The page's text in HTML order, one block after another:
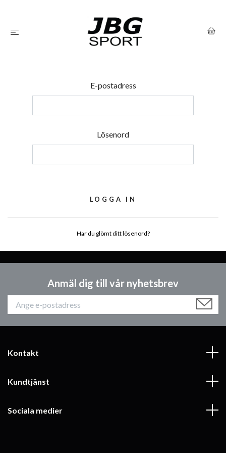
E-postadress
Lösenord
Har du glömt ditt lösenord?
Anmäl dig till vår nyhetsbrev
Kontakt
Kundtjänst
Sociala medier